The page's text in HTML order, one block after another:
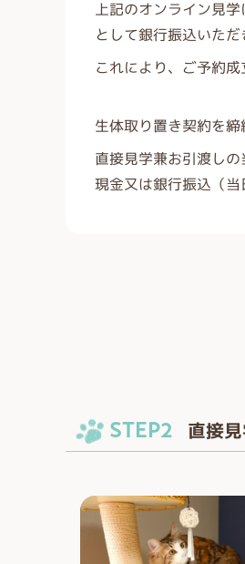
上記のオンライン見
として銀行振込いただ
これにより、ご予約
生体取り置き契約を
直接見学兼お引渡し
現金又は銀行振込（当
STEP2 直接